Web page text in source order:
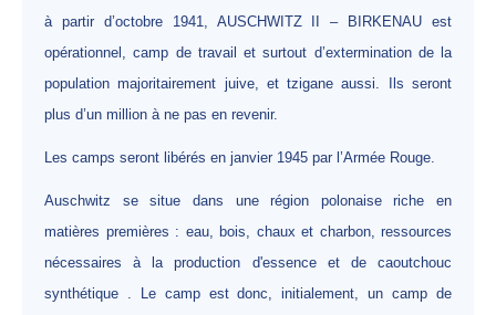
à partir d’octobre 1941, AUSCHWITZ II – BIRKENAU est
opérationnel, camp de travail et surtout d’extermination de la
population majoritairement juive, et tzigane aussi. Ils seront
plus d’un million à ne pas en revenir.
Les camps seront libérés en janvier 1945 par l’Armée Rouge.
Auschwitz se situe dans une région polonaise riche en
matières premières : eau, bois, chaux et charbon, ressources
nécessaires à la production d'essence et de caoutchouc
synthétique . Le camp est donc, initialement, un camp de